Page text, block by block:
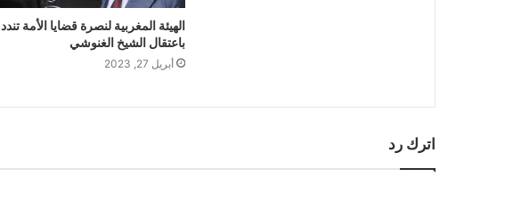
الهيئة المغربية لنصرة قضايا الأمة تندد
باعتقال الشيخ الغنوشي
أبريل 27, 2023
اترك رد